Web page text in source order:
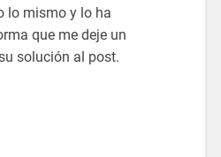
lo mismo y lo ha
que me deje un
solución al post.